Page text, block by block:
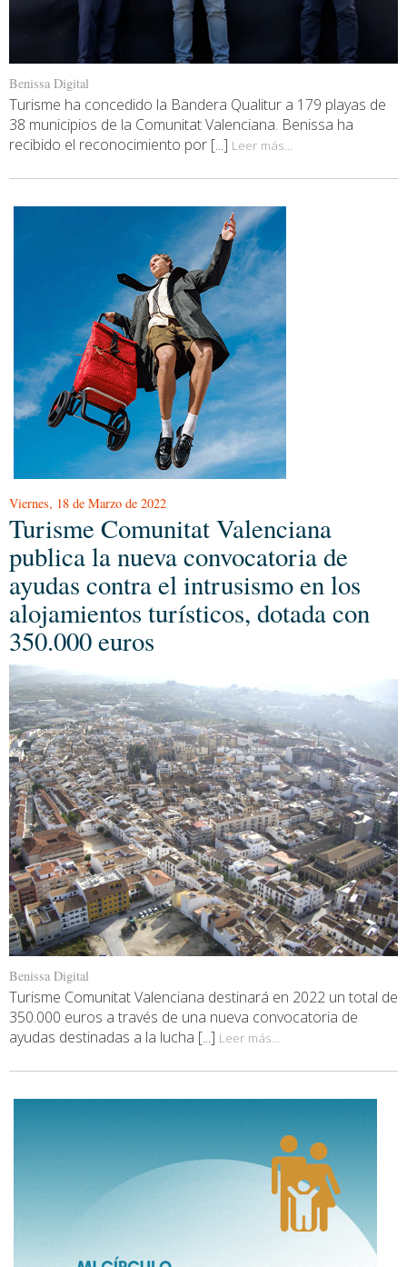
Benissa Digital
Turisme ha concedido la Bandera Qualitur a 179 playas de
38 municipios de la Comunitat Valenciana. Benissa ha
recibido el reconocimiento por [...] Leer más...
Viernes, 18 de Marzo de 2022
Turisme Comunitat Valenciana
publica la nueva convocatoria de
ayudas contra el intrusismo en los
alojamientos turísticos, dotada con
350.000 euros
Benissa Digital
Turisme Comunitat Valenciana destinará en 2022 un total de
350.000 euros a través de una nueva convocatoria de
ayudas destinadas a la lucha [...] Leer más...